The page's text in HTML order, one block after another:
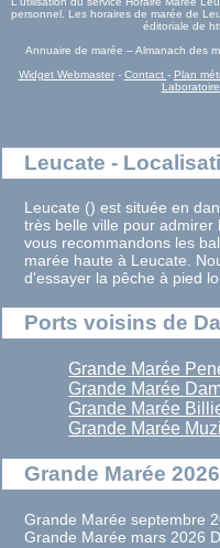
personnel. Les horaires de marée de
éditoriale de
Annuaire de marée – Almanach des
Widget Webmaster- Contact - Plan
Leucate -
Leucate () est située en
très belle ville pour
vous recommandons les
marée haute à Leucate.
d'essayer la pêche à pied
Ports voisins de
Grande Marée
Grande Marée
Grande Marée
Grande Marée
Grande Marée
Grande Marée septembre
Grande Marée mars 2026